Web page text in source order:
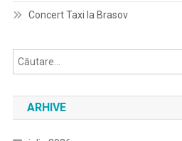
Concert Taxi la Brasov
ARHIVE